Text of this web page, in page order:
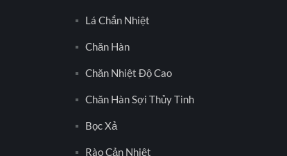
Lá Chắn Nhiệt
Chăn Hàn
Chăn Nhiệt Độ Cao
Chăn Hàn Sợi Thủy Tinh
Bọc Xả
Rào Cản Nhiệt